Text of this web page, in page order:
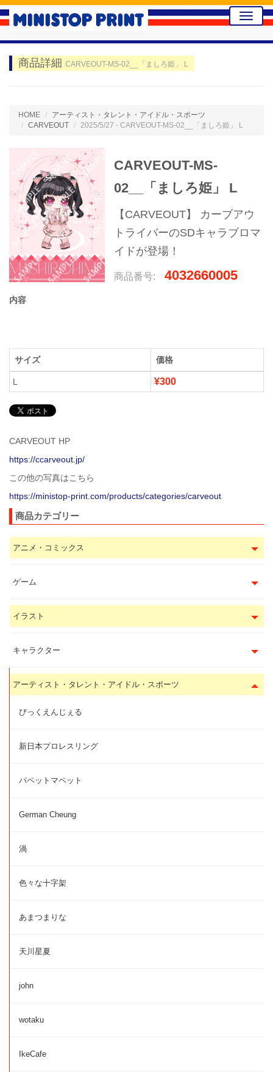
Toggle
商品詳細 CARVEOUT-MS-02__「ましろ姫」 L
HOME
アーティスト・タレント・アイドル・スポーツ
CARVEOUT
2025/5/27 - CARVEOUT-MS-02__「ましろ姫」 L
CARVEOUT-MS-
02__「ましろ姫」 L
【CARVEOUT】 カーブアウ
トライバーのSDキャラブロマ
イドが登場！
商品番号: 4032660005
内容
サイズ 価格
L ¥300
CARVEOUT HP
https://ccarveout.jp/
この他の写真はこちら
https://ministop-print.com/products/categories/carveout
商品カテゴリー
アニメ・コミックス
ゲーム
イラスト
キャラクター
アーティスト・タレント・アイドル・スポーツ
びっくえんじぇる
新日本プロレスリング
パペットマペット
German Cheung
渦
色々な十字架
あまつまりな
天川星夏
john
wotaku
IkeCafe